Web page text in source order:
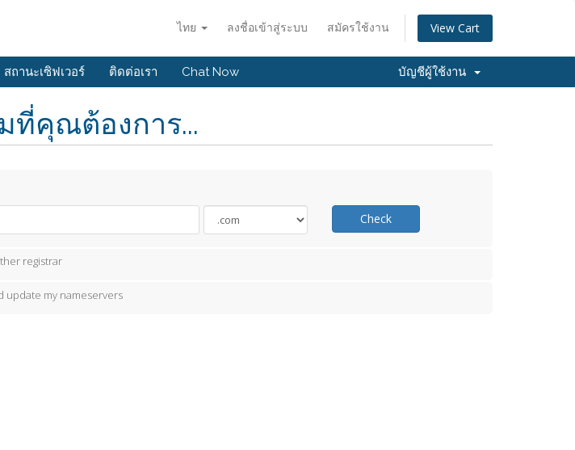
ไทย ลงชื่อเข้าสู่ระบบ สมัครใช้งาน View Cart
สถานะเซิฟเวอร์ ติดต่อเรา Chat Now บัญชีผู้ใช้งาน
ที่คุณต้องการ...
Check
registrar
update my nameservers